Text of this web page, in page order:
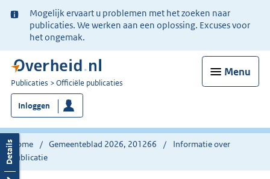
Ter
informatie:
Mogelijk ervaart u problemen met het zoeken naar
publicaties. We werken aan een oplossing. Excuses voor
het ongemak.
Menu
U
bent
nu
hier:
Publicaties Officiële publicaties
Inloggen
Home Gemeenteblad 2026, 201266
Informatie over
publicatie